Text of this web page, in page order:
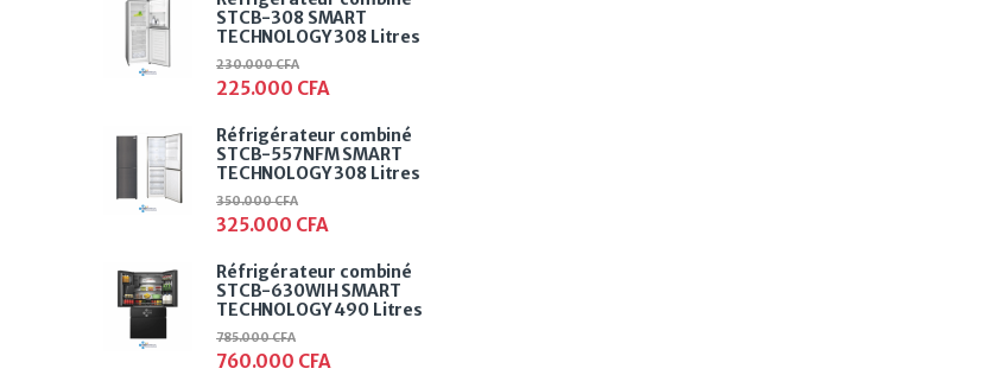
STCB-308 SMART
TECHNOLOGY 308 Litres
225.000 CFA
230.000CFA
Réfrigérateur combiné
STCB-557NFM SMART
TECHNOLOGY 308 Litres
325.000 CFA
350.000CFA
Réfrigérateur combiné
STCB-630WIH SMART
TECHNOLOGY 490 Litres
760.000 CFA
785.000CFA